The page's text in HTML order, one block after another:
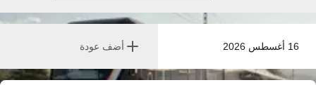
16 أغسطس 2026 أضف عودة